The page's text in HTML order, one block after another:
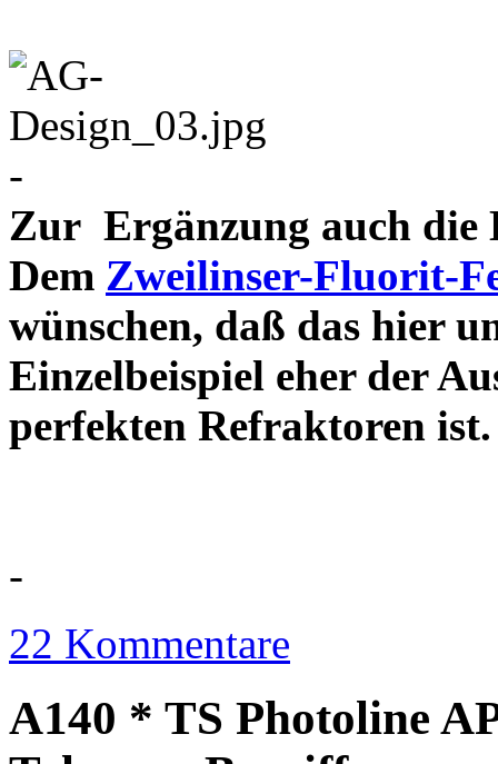
-
Zur Ergänzung auch die
Dem Zweilinser-Fluorit-
wünschen, daß das hier
Einzelbeispiel eher der
perfekten
-
22 Kommentare
A140 * TS Photoline